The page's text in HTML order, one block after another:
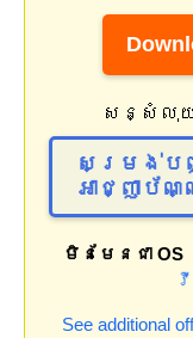
សន្សំលុ
សម្រង់បញ្
អាជ្ញាប័ណ្
មិនមែនជា
See additional